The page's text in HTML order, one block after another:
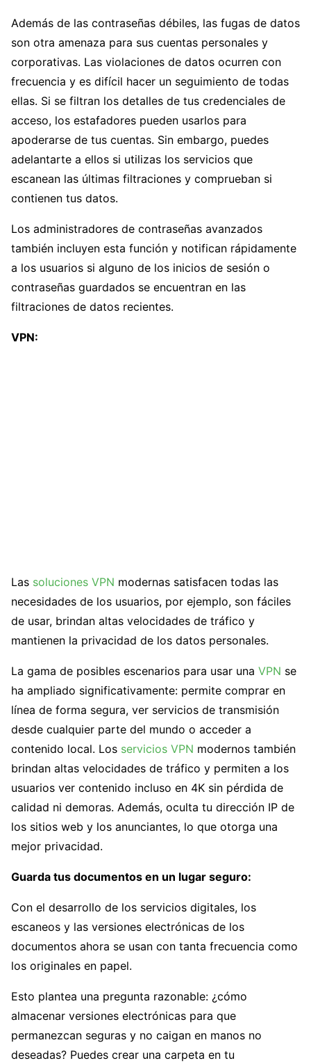
Además de las contraseñas débiles, las fugas de datos
son otra amenaza para sus cuentas personales y
corporativas. Las violaciones de datos ocurren con
frecuencia y es difícil hacer un seguimiento de todas
ellas. Si se filtran los detalles de tus credenciales de
acceso, los estafadores pueden usarlos para
apoderarse de tus cuentas. Sin embargo, puedes
adelantarte a ellos si utilizas los servicios que
escanean las últimas filtraciones y comprueban si
contienen tus datos.
Los administradores de contraseñas avanzados
también incluyen esta función y notifican rápidamente
a los usuarios si alguno de los inicios de sesión o
contraseñas guardados se encuentran en las
filtraciones de datos recientes.
VPN:
Las soluciones VPN modernas satisfacen todas las
necesidades de los usuarios, por ejemplo, son fáciles
de usar, brindan altas velocidades de tráfico y
mantienen la privacidad de los datos personales.
La gama de posibles escenarios para usar una VPN se
ha ampliado significativamente: permite comprar en
línea de forma segura, ver servicios de transmisión
desde cualquier parte del mundo o acceder a
contenido local. Los servicios VPN modernos también
brindan altas velocidades de tráfico y permiten a los
usuarios ver contenido incluso en 4K sin pérdida de
calidad ni demoras. Además, oculta tu dirección IP de
los sitios web y los anunciantes, lo que otorga una
mejor privacidad.
Guarda tus documentos en un lugar seguro:
Con el desarrollo de los servicios digitales, los
escaneos y las versiones electrónicas de los
documentos ahora se usan con tanta frecuencia como
los originales en papel.
Esto plantea una pregunta razonable: ¿cómo
almacenar versiones electrónicas para que
permanezcan seguras y no caigan en manos no
deseadas? Puedes crear una carpeta en tu